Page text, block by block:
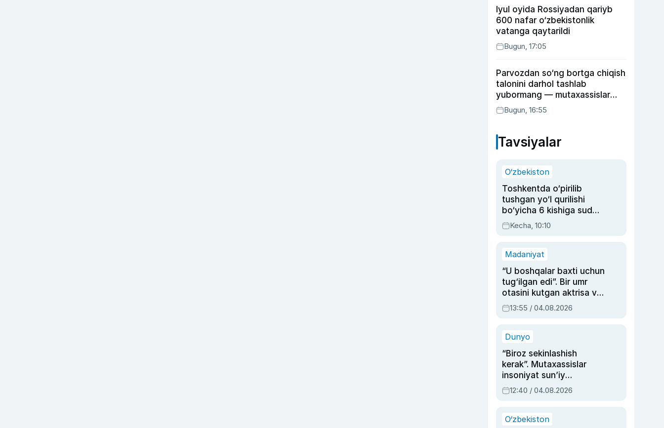
Iyul oyida Rossiyadan qariyb
600 nafar o‘zbekistonlik
vatanga qaytarildi
Bugun, 17:05
Parvozdan so‘ng bortga chiqish
talonini darhol tashlab
yubormang — mutaxassislar
buning sababini tushuntirdi
Bugun, 16:55
Tavsiyalar
O‘zbekiston
Toshkentda o‘pirilib
tushgan yo‘l qurilishi
bo‘yicha 6 kishiga sud
hukmi o‘qildi
Kecha, 10:10
Madaniyat
“U boshqalar baxti uchun
tug‘ilgan edi”. Bir umr
otasini kutgan aktrisa va
dublyaj ustasi Rimma
Ahmedovaning
13:55 / 04.08.2026
Dunyo
“Biroz sekinlashish
kerak”. Mutaxassislar
insoniyat sun’iy
intellektni boshqara
olmay qolishidan xavotir
12:40 / 04.08.2026
O‘zbekiston